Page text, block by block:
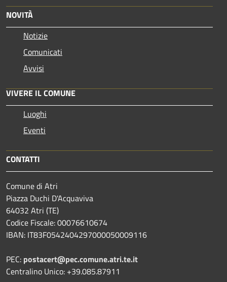
NOVITÀ
Notizie
Comunicati
Avvisi
VIVERE IL COMUNE
Luoghi
Eventi
CONTATTI
Comune di Atri
Piazza Duchi D'Acquaviva
64032 Atri (TE)
Codice Fiscale: 00076610674
IBAN: IT83F0542404297000050009116
PEC: postacert@pec.comune.atri.te.it
Centralino Unico: +39.085.87911